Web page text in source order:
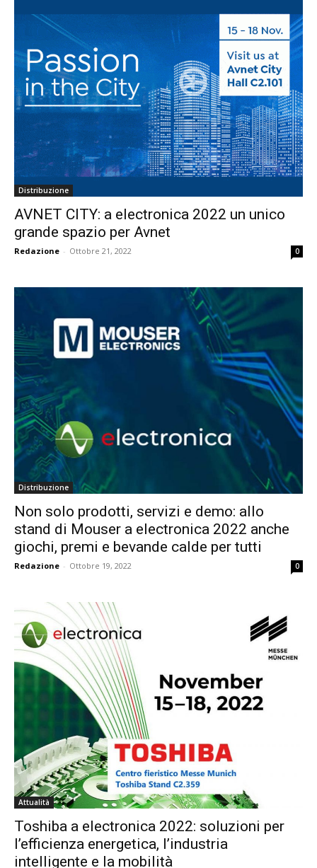
Distribuzione
AVNET CITY: a electronica 2022 un unico
grande spazio per Avnet
Redazione - Ottobre 21, 2022 0
Distribuzione
Non solo prodotti, servizi e demo: allo
stand di Mouser a electronica 2022 anche
giochi, premi e bevande calde per tutti
Redazione - Ottobre 19, 2022 0
Attualità
Toshiba a electronica 2022: soluzioni per
l’efficienza energetica, l’industria
intelligente e la mobilità